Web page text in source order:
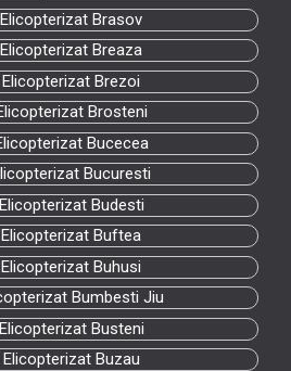
Brasov
Breaza
Brezoi
Brosteni
Bucecea
Bucuresti
Budesti
Buftea
Buhusi
Bumbesti Jiu
Busteni
Buzau